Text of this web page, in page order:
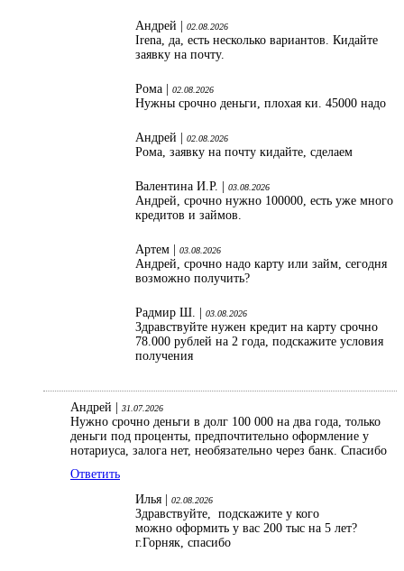
Андрей | 02.08.2026
Irena, да, есть несколько вариантов. Кидайте
заявку на почту.
Рома | 02.08.2026
Нужны срочно деньги, плохая ки. 45000 надо
Андрей | 02.08.2026
Рома, заявку на почту кидайте, сделаем
Валентина И.Р. | 03.08.2026
Андрей, срочно нужно 100000, есть уже много
кредитов и займов.
Артем | 03.08.2026
Андрей, срочно надо карту или займ, сегодня
возможно получить?
Радмир Ш. | 03.08.2026
Здравствуйте нужен кредит на карту срочно
78.000 рублей на 2 года, подскажите условия
получения
Андрей | 31.07.2026
Нужно срочно деньги в долг 100 000 на два года, только
деньги под проценты, предпочтительно оформление у
нотариуса, залога нет, необязательно через банк. Спасибо
Ответить
Илья |
02.08.2026
Здравствуйте, подскажите у кого
можно оформить у вас 200 тыс на 5 лет?
г.Горняк, спасибо